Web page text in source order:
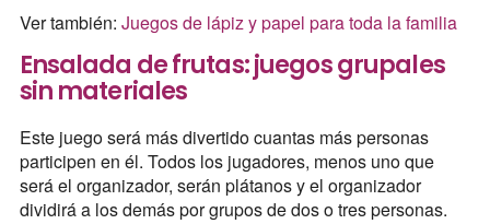
Ver también: Juegos de lápiz y papel para toda la familia
Ensalada de frutas: juegos grupales
sin materiales
Este juego será más divertido cuantas más personas
participen en él. Todos los jugadores, menos uno que
será el organizador, serán plátanos y el organizador
dividirá a los demás por grupos de dos o tres personas.